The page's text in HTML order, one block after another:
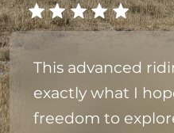
This advanced
exactly what I
freedom to